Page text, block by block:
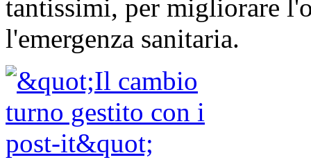
tantissimi, per migliorare
l'emergenza sanitaria.